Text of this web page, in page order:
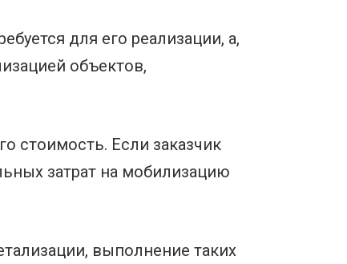
для его реализации, а,
объектов,
стоимость. Если заказчик
затрат на мобилизацию
выполнение таких